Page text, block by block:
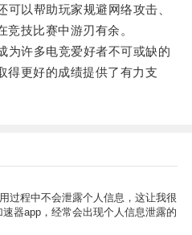
以帮助玩家规避网络攻击、
技比赛中游刃有余。
许多电竞爱好者不可或缺的
得更好的成绩提供了有力支
过程中不会泄露个人信息，这让我很
器app，经常会出现个人信息泄露的